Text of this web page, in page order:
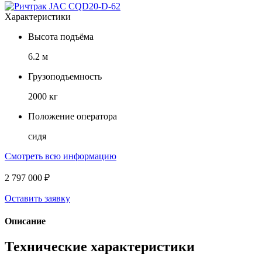
Характеристики
Высота подъёма
6.2 м
Грузоподъемность
2000 кг
Положение оператора
сидя
Смотреть всю информацию
2 797 000 ₽
Оставить заявку
Описание
Технические характеристики